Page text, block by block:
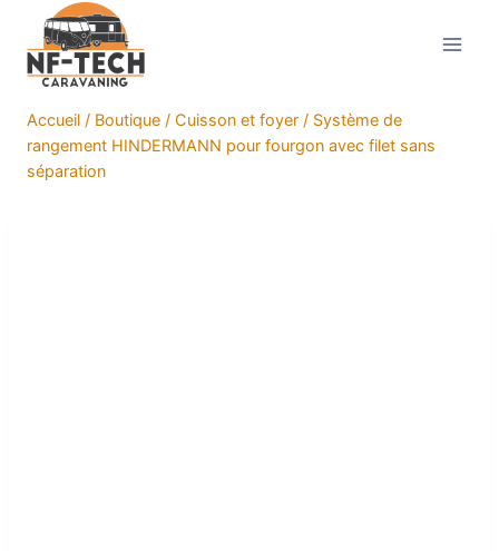
contenu
Accueil / Boutique / Cuisson et foyer / Système de
rangement HINDERMANN pour fourgon avec filet sans
séparation